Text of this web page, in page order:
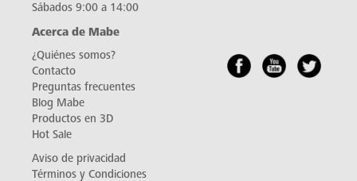
Sábados 9:00 a 14:00
Acerca de Mabe
¿Quiénes somos?
Contacto
Preguntas frecuentes
Blog Mabe
Productos en 3D
Hot Sale
Aviso de privacidad
Términos y Condiciones